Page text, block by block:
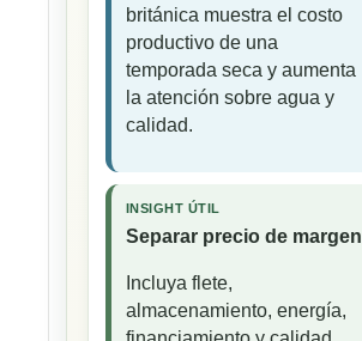
británica muestra el costo
productivo de una
temporada seca y aumenta
la atención sobre agua y
calidad.
INSIGHT ÚTIL
Separar precio de margen
Incluya flete,
almacenamiento, energía,